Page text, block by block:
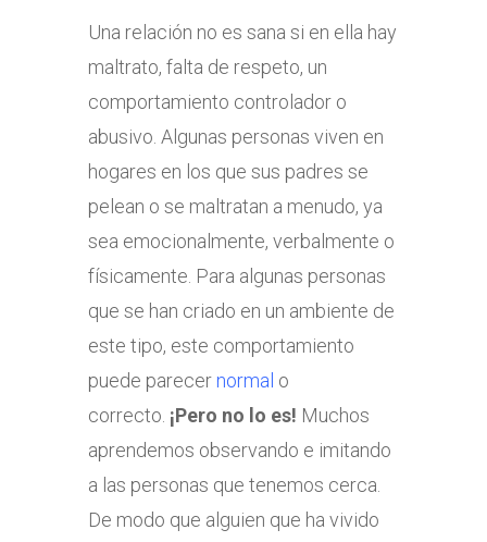
Una relación no es sana si en ella hay
maltrato, falta de respeto, un
comportamiento controlador o
abusivo. Algunas personas viven en
hogares en los que sus padres se
pelean o se maltratan a menudo, ya
sea emocionalmente, verbalmente o
físicamente. Para algunas personas
que se han criado en un ambiente de
este tipo, este comportamiento
puede parecer normal o
correcto. ¡Pero no lo es! Muchos
aprendemos observando e imitando
a las personas que tenemos cerca.
De modo que alguien que ha vivido